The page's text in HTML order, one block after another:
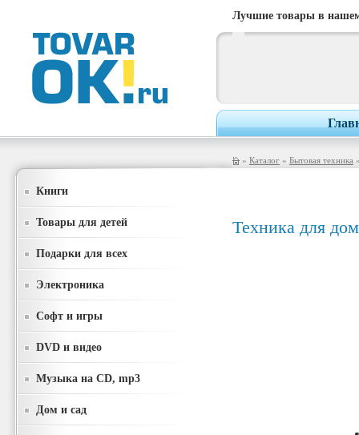
Лучшие товары в
» Каталог » Бытовая техника
Книги
Товары для детей
Подарки для всех
Электроника
Софт и игры
DVD и видео
Музыка на CD, mp3
Дом и сад
Техника для